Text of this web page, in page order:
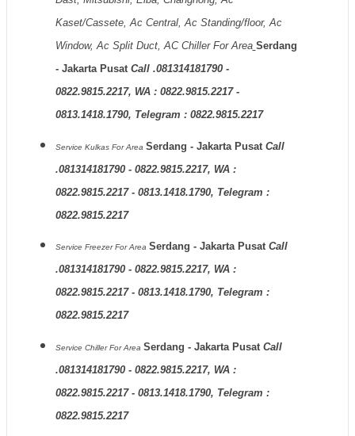
Kaset/Cassete, Ac Central, Ac Standing/floor, Ac
Window, Ac Split Duct, AC Chiller For Area Serdang
- Jakarta PusatCall .081314181790 -
0822.9815.2217, WA : 0822.9815.2217 -
0813.1418.1790, Telegram : 0822.9815.2217
Service Kulkas For Area Serdang - Jakarta PusatCall
.081314181790 - 0822.9815.2217, WA :
0822.9815.2217 - 0813.1418.1790, Telegram :
0822.9815.2217
Service FreezerFor Area Serdang - Jakarta PusatCall
.081314181790 - 0822.9815.2217, WA :
0822.9815.2217 - 0813.1418.1790, Telegram :
0822.9815.2217
Service ChillerFor Area Serdang - Jakarta PusatCall
.081314181790 - 0822.9815.2217, WA :
0822.9815.2217 - 0813.1418.1790, Telegram :
0822.9815.2217